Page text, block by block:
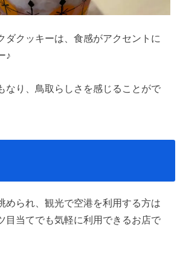
ダクッキーは、食感がアクセントに
♪
なり、鳥取らしさを感じることがで
められ、観光で空港を利用する方は
目当てでも気軽に利用できるお店で